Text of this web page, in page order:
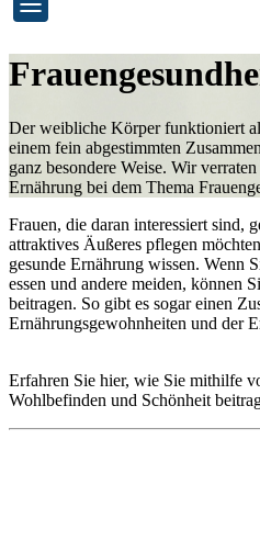
Der weibliche Körper funktioniert
einem fein abgestimmten
ganz besondere Weise. Wir
Ernährung bei dem Thema
Frauen, die daran interessiert sind,
attraktives Äußeres pflegen
gesunde Ernährung wissen. Wenn
essen und andere meiden, können
beitragen. So gibt es sogar einen
Ernährungsgewohnheiten und der
Erfahren Sie hier, wie Sie mithilfe
Wohlbefinden und Schönheit